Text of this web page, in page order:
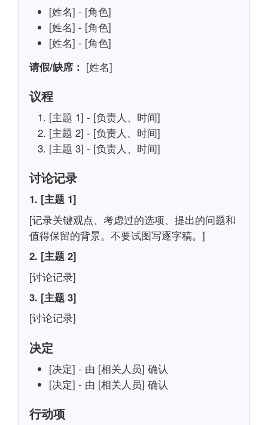
[姓名] - [角色]
[姓名] - [角色]
[姓名] - [角色]
请假/缺席： [姓名]
议程
[主题 1] - [负责人、时间]
[主题 2] - [负责人、时间]
[主题 3] - [负责人、时间]
讨论记录
1. [主题 1]
[记录关键观点、考虑过的选项、提出的问题和
值得保留的背景。不要试图写逐字稿。]
2. [主题 2]
[讨论记录]
3. [主题 3]
[讨论记录]
决定
[决定] - 由 [相关人员] 确认
[决定] - 由 [相关人员] 确认
行动项